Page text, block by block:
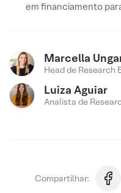
em financiamento
Marcella
Head de Research
Luiza Aguiar
Analista de
Compartilhar: